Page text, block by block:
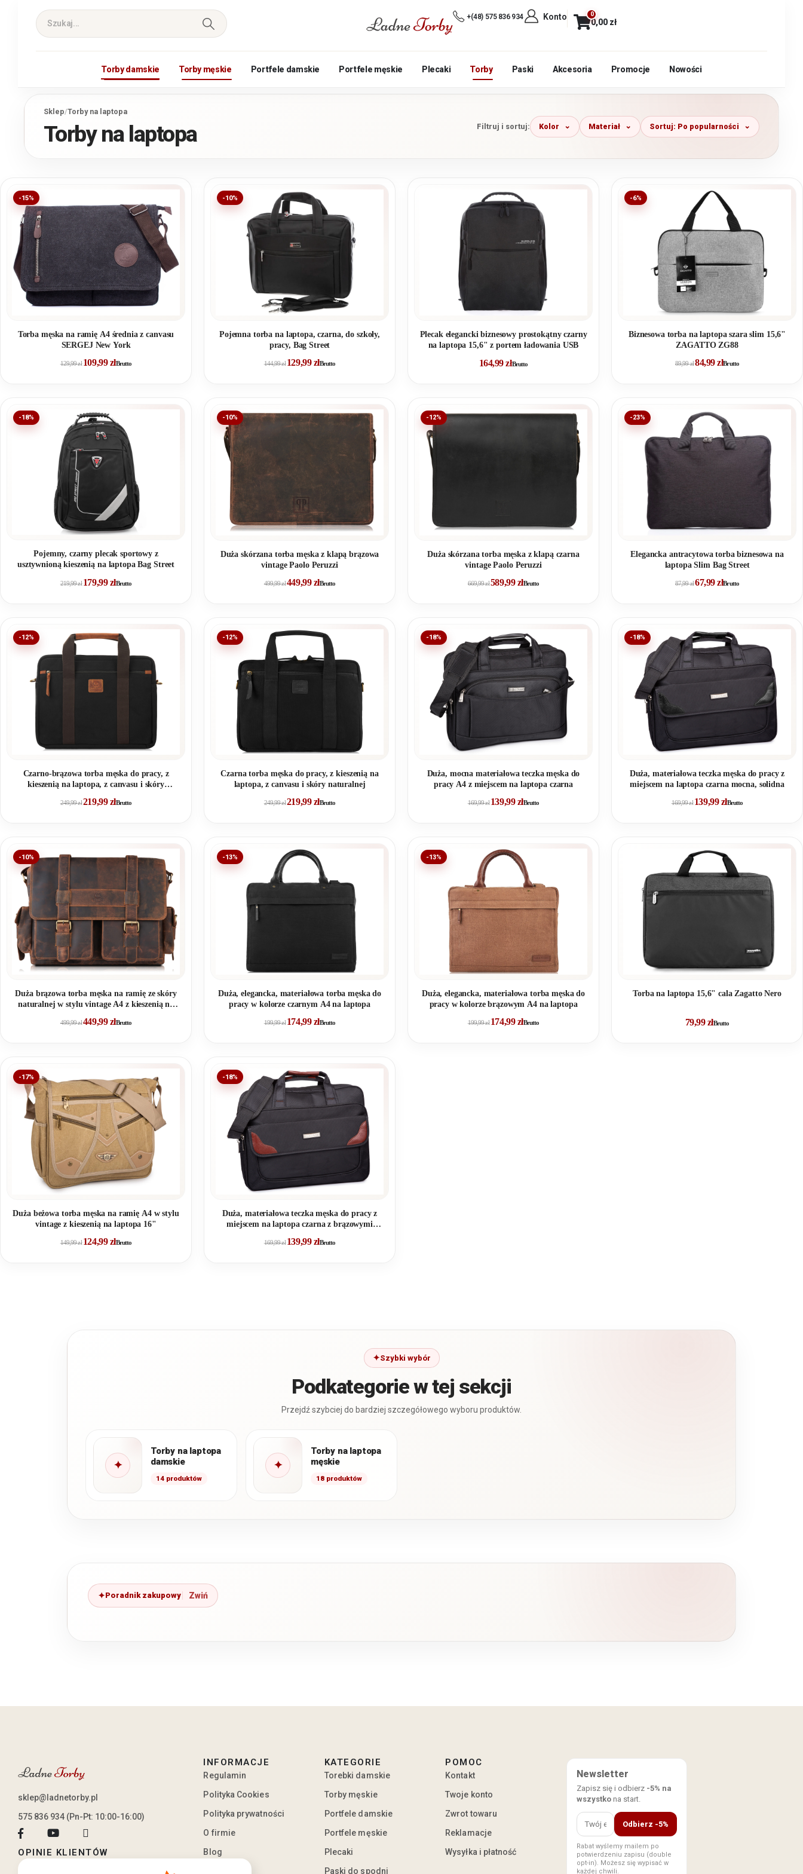
+(48) 575 836 934 Konto 0
0,00 zł
Torby damskie Torby męskie Portfele damskie Portfele męskie Plecaki Torby Paski Akcesoria Promocje Nowości
Sklep/Torby na laptopa
Torby na laptopa Filtruj i sortuj: Kolor Materiał Sortuj: Po popularności
-15%
Torba męska na ramię A4 średnia z canvasu
SERGEJ New York
129,99zł 109,99złBrutto
-10%
Pojemna torba na laptopa, czarna, do szkoły,
pracy, Bag Street
144,99zł 129,99złBrutto
Plecak elegancki biznesowy prostokątny czarny
na laptopa 15,6" z portem ładowania USB
164,99złBrutto
-6%
Biznesowa torba na laptopa szara slim 15,6"
ZAGATTO ZG88
89,99zł84,99złBrutto
-18%
Pojemny, czarny plecak sportowy z
usztywnioną kieszenią na laptopa Bag Street
219,99zł 179,99złBrutto
-10%
Duża skórzana torba męska z klapą brązowa
vintage Paolo Peruzzi
499,99zł449,99złBrutto
-12%
Duża skórzana torba męska z klapą czarna
vintage Paolo Peruzzi
669,99zł589,99złBrutto
-23%
Elegancka antracytowa torba biznesowa na
laptopa Slim Bag Street
87,99zł67,99złBrutto
-12%
Czarno-brązowa torba męska do pracy, z
kieszenią na laptopa, z canvasu i skóry
249,99zł219,99złBrutto
-12%
Czarna torba męska do pracy, z kieszenią na
laptopa, z canvasu i skóry naturalnej
249,99zł219,99złBrutto
-18%
Duża, mocna materiałowa teczka męska do
pracy A4 z miejscem na laptopa czarna
169,99zł 139,99złBrutto
-18%
Duża, materiałowa teczka męska do pracy z
miejscem na laptopa czarna mocna, solidna
169,99zł 139,99złBrutto
-10%
Duża brązowa torba męska na ramię ze skóry
naturalnej w stylu vintage A4 z kieszenią na
499,99zł449,99złBrutto
-13%
Duża, elegancka, materiałowa torba męska do
pracy w kolorze czarnym A4 na laptopa
199,99zł 174,99złBrutto
-13%
Duża, elegancka, materiałowa torba męska do
pracy w kolorze brązowym A4 na laptopa
199,99zł 174,99złBrutto
Torba na laptopa 15,6" cala Zagatto Nero
79,99złBrutto
-17%
Duża beżowa torba męska na ramię A4 w stylu
vintage z kieszenią na laptopa 16"
149,99zł 124,99złBrutto
-18%
Duża, materiałowa teczka męska do pracy z
miejscem na laptopa czarna z brązowymi
169,99zł 139,99złBrutto
Szybki wybór
Podkategorie w tej sekcji
Przejdź szybciej do bardziej szczegółowego wyboru produktów.
✦
Torby na laptopa
damskie
14 produktów
✦
Torby na laptopa
męskie
18 produktów
Poradnik zakupowy
sklep@ladnetorby.pl
575 836 934 (Pn-Pt: 10:00-16:00)
OPINIE KLIENTÓW
INFORMACJE
Regulamin
Polityka Cookies
Polityka prywatności
O firmie
Blog
KATEGORIE
Torebki damskie
Torby męskie
Portfele damskie
Portfele męskie
Plecaki
Paski do spodni
POMOC
Kontakt
Twoje konto
Zwrot towaru
Reklamacje
Wysyłka i płatność
Newsletter
Zapisz się i odbierz -5% na
wszystkona start.
Odbierz -5%
Rabat wyślemy mailem po
potwierdzeniu zapisu (double
opt-in). Możesz się wypisać w
każdej chwili.